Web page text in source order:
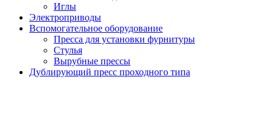
Иглы
Электроприводы
Вспомогательное оборудование
Пресса для установки фурнитуры
Стулья
Вырубные прессы
Дублирующий пресс проходного типа